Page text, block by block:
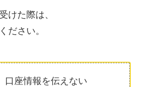
けた際は、
ださい。
口座情報を伝えない